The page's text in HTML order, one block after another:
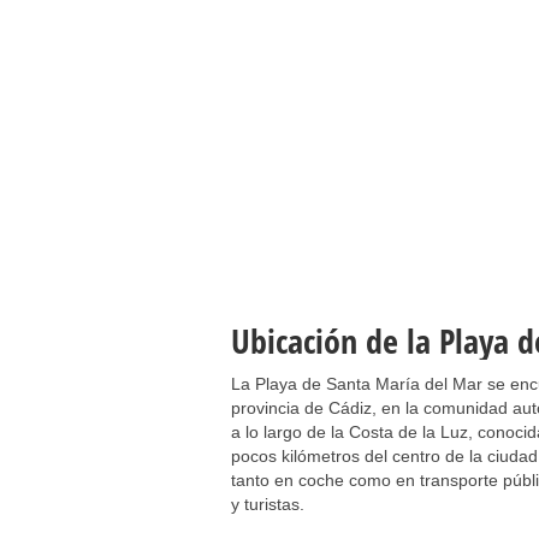
Ubicación de la Playa
La Playa de Santa María del Mar se
provincia de Cádiz, en la comunidad
a lo largo de la Costa de la Luz,
pocos kilómetros del centro de la
tanto en coche como en transporte
y turistas.